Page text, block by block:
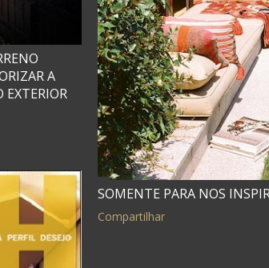
SOMENTE PARA NOS
Compartilhar
A
EXTERIOR